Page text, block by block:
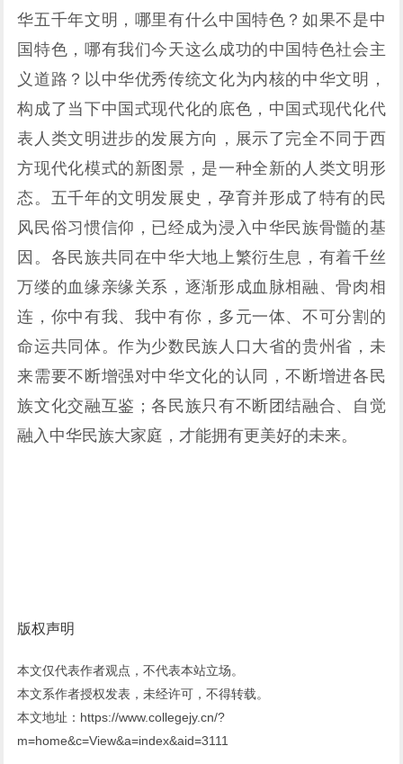
华五千年文明，哪里有什么中国特色？如果不是中
国特色，哪有我们今天这么成功的中国特色社会主
义道路？以中华优秀传统文化为内核的中华文明，
构成了当下中国式现代化的底色，中国式现代化代
表人类文明进步的发展方向，展示了完全不同于西
方现代化模式的新图景，是一种全新的人类文明形
态。五千年的文明发展史，孕育并形成了特有的民
风民俗习惯信仰，已经成为浸入中华民族骨髓的基
因。各民族共同在中华大地上繁衍生息，有着千丝
万缕的血缘亲缘关系，逐渐形成血脉相融、骨肉相
连，你中有我、我中有你，多元一体、不可分割的
命运共同体。作为少数民族人口大省的贵州省，未
来需要不断增强对中华文化的认同，不断增进各民
族文化交融互鉴；各民族只有不断团结融合、自觉
融入中华民族大家庭，才能拥有更美好的未来。
版权声明
本文仅代表作者观点，不代表本站立场。
本文系作者授权发表，未经许可，不得转载。
本文地址：https://www.collegejy.cn/?
m=home&c=View&a=index&aid=3111